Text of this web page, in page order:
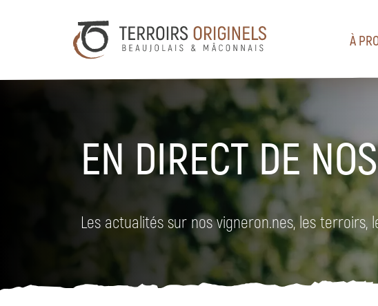
À
EN DIRECT DE
Les actualités sur nos vigneron.nes, les terroirs,